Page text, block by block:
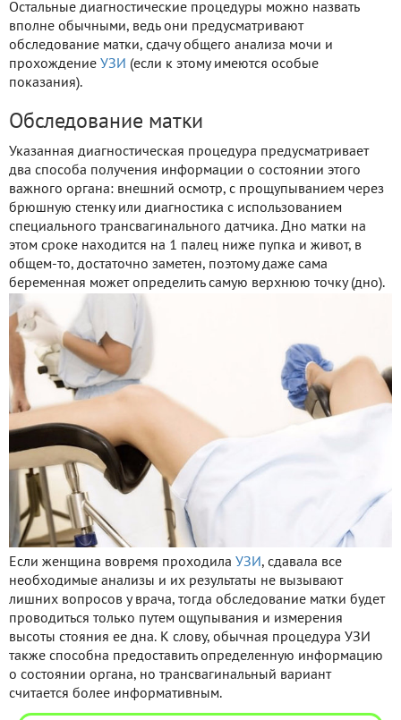
Остальные диагностические процедуры можно назвать
вполне обычными, ведь они предусматривают
обследование матки, сдачу общего анализа мочи и
прохождение УЗИ (если к этому имеются особые
показания).
Обследование матки
Указанная диагностическая процедура предусматривает
два способа получения информации о состоянии этого
важного органа: внешний осмотр, с прощупыванием через
брюшную стенку или диагностика с использованием
специального трансвагинального датчика. Дно матки на
этом сроке находится на 1 палец ниже пупка и живот, в
общем-то, достаточно заметен, поэтому даже сама
беременная может определить самую верхнюю точку (дно).
Если женщина вовремя проходила УЗИ , сдавала все
необходимые анализы и их результаты не вызывают
лишних вопросов у врача, тогда обследование матки будет
проводиться только путем ощупывания и измерения
высоты стояния ее дна. К слову, обычная процедура УЗИ
также способна предоставить определенную информацию
о состоянии органа, но трансвагинальный вариант
считается более информативным.